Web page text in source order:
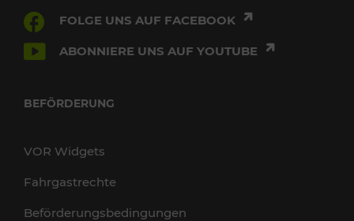
FOLGE UNS AUF FACEBOOK
ABONNIERE UNS AUF YOUTUBE
BEFÖRDERUNG
VOR Widgets
Fahrgastrechte
Beförderungsbedingungen